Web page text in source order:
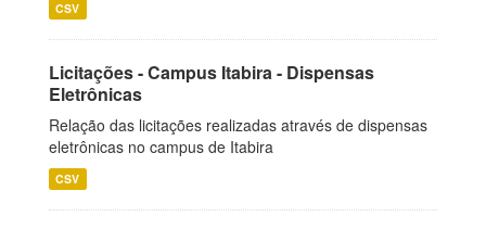
CSV
Licitações - Campus Itabira - Dispensas
Eletrônicas
Relação das licitações realizadas através de dispensas
eletrônicas no campus de Itabira
CSV